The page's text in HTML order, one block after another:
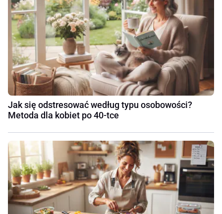
Jak się odstresować według typu osobowości?
Metoda dla kobiet po 40-tce